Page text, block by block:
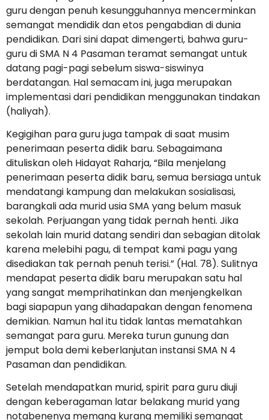
guru dengan penuh kesungguhannya mencerminkan
semangat mendidik dan etos pengabdian di dunia
pendidikan. Dari sini dapat dimengerti, bahwa guru-
guru di SMA N 4 Pasaman teramat semangat untuk
datang pagi-pagi sebelum siswa-siswinya
berdatangan. Hal semacam ini, juga merupakan
implementasi dari pendidikan menggunakan tindakan
(haliyah).
Kegigihan para guru juga tampak di saat musim
penerimaan peserta didik baru. Sebagaimana
dituliskan oleh Hidayat Raharja, “Bila menjelang
penerimaan peserta didik baru, semua bersiaga untuk
mendatangi kampung dan melakukan sosialisasi,
barangkali ada murid usia SMA yang belum masuk
sekolah. Perjuangan yang tidak pernah henti. Jika
sekolah lain murid datang sendiri dan sebagian ditolak
karena melebihi pagu, di tempat kami pagu yang
disediakan tak pernah penuh terisi.” (Hal. 78). Sulitnya
mendapat peserta didik baru merupakan satu hal
yang sangat memprihatinkan dan menjengkelkan
bagi siapapun yang dihadapakan dengan fenomena
demikian. Namun hal itu tidak lantas mematahkan
semangat para guru. Mereka turun gunung dan
jemput bola demi keberlanjutan instansi SMA N 4
Pasaman dan pendidikan.
Setelah mendapatkan murid, spirit para guru diuji
dengan keberagaman latar belakang murid yang
notabenenya memang kurang memiliki semangat